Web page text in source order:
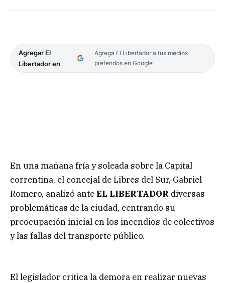
Agregar El
Libertador en
Agrega El Libertador a tus medios
preferidos en Google
En una mañana fría y soleada sobre la Capital
correntina, el concejal de Libres del Sur, Gabriel
Romero, analizó anteEL LIBERTADOR diversas
problemáticas de la ciudad, centrando su
preocupación inicial en los incendios de colectivos
y las fallas del transporte público.
El legislador critica la demora en realizar nuevas